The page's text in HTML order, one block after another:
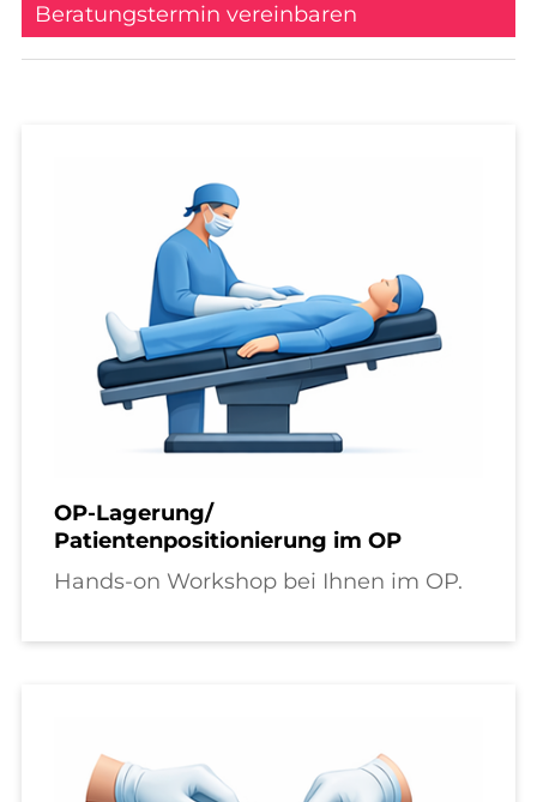
Beratungstermin vereinbaren
OP-Lagerung/
Patientenpositionierung im OP
Hands-on Workshop bei Ihnen im OP.